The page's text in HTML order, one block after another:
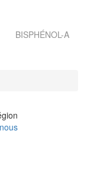
BISPHÉNOL-A